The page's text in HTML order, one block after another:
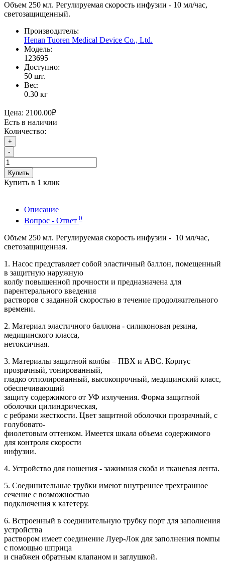
Объем 250 мл. Регулируемая скорость инфузии - 10 мл/час,
светозащищенный.
Производитель:
Henan Tuoren Medical Device Co., Ltd.
Модель:
123695
Доступно:
50 шт.
Вес:
0.30 кг
Цена: 2100.00₽
Есть в наличии
Количество:
+
-
Купить
Купить в 1 клик
Описание
Вопрос - Ответ 0
Объем 250 мл. Регулируемая скорость инфузии - 10 мл/час,
светозащищенная.
1. Насос представляет собой эластичный баллон, помещенный
в защитную наружную
колбу повышенной прочности и предназначена для
парентерального введения
растворов с заданной скоростью в течение продолжительного
времени.
2. Материал эластичного баллона - силиконовая резина,
медицинского класса,
нетоксичная.
3. Материалы защитной колбы – ПВХ и АВС. Корпус
прозрачный, тонированный,
гладко отполированный, высокопрочный, медицинский класс,
обеспечивающий
защиту содержимого от УФ излучения. Форма защитной
оболочки цилиндрическая,
с ребрами жесткости. Цвет защитной оболочки прозрачный, с
голубовато-
фиолетовым оттенком. Имеется шкала объема содержимого
для контроля скорости
инфузии.
4. Устройство для ношения - зажимная скоба и тканевая лента.
5. Соединительные трубки имеют внутреннее трехгранное
сечение с возможностью
подключения к катетеру.
6. Встроенный в соединительную трубку порт для заполнения
устройства
раствором имеет соединение Луер-Лок для заполнения помпы
с помощью шприца
и снабжен обратным клапаном и заглушкой.